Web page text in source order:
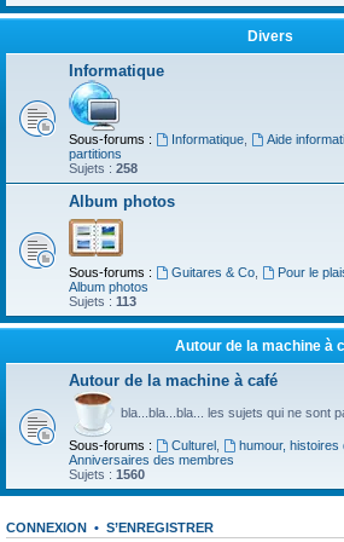
Divers
Informatique
Sous-forums : Informatique, Aide
partitions
Sujets : 258
Album photos
Sous-forums : Guitares & Co, Pour le
Album photos
Sujets : 113
Autour de la machine à
Autour de la machine à café
bla...bla...bla... les sujets qui ne sont
Sous-forums : Culturel, humour, histoires
Anniversaires des membres
Sujets : 1560
CONNEXION • S’ENREGISTRER